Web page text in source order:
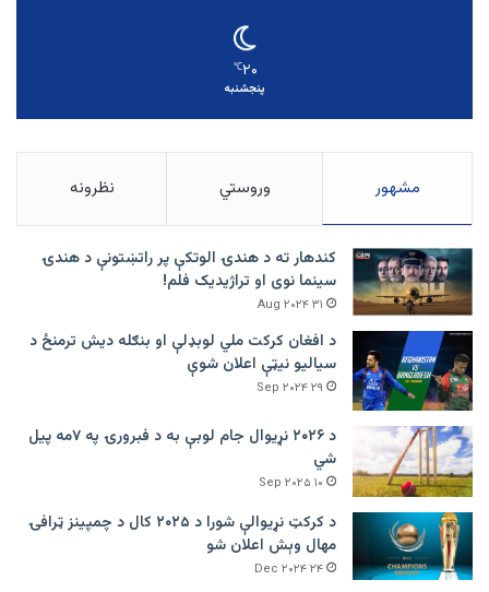
۲۰℃
پنجشنبه
مشهور وروستي نظرونه
کندهار ته د هندۍ الوتکې پر راتښتونې د هندۍ
سینما نوی او تراژيديک فلم!
۳۱ Aug ۲۰۲۴
د افغان کرکت ملي لوبډلې او بنګله دیش ترمنځ د
سیالیو نیټې اعلان شوې
۲۹ Sep ۲۰۲۴
د ۲۰۲۶ نړیوال جام لوبې به د فبرورۍ په ۷مه پیل
شي
۱۰ Sep ۲۰۲۵
د کرکټ نړیوالې شورا د ۲۰۲۵ کال د چمپینز ټرافۍ
مهال وېش اعلان شو
۲۴ Dec ۲۰۲۴